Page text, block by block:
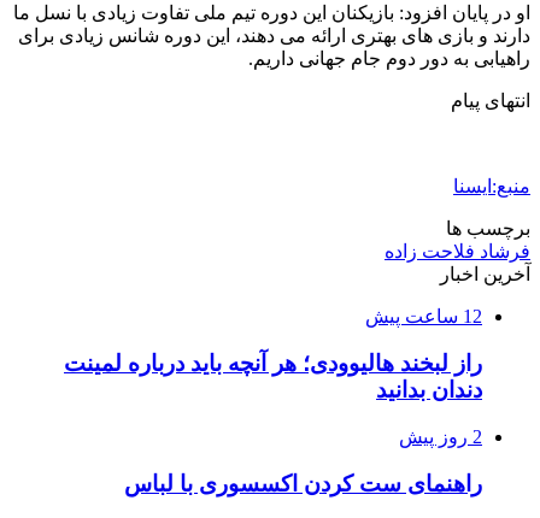
او در پایان افزود: بازیکنان این دوره تیم ملی تفاوت زیادی با نسل ما
دارند و بازی های بهتری ارائه می دهند، این دوره شانس زیادی برای
راهیابی به دور دوم جام جهانی داریم.
انتهای پیام
منبع:ایسنا
برچسب ها
فرشاد فلاحت زاده
آخرین اخبار
12 ساعت پیش
راز لبخند هالیوودی؛ هر آنچه باید درباره لمینت
دندان بدانید
2 روز پیش
راهنمای ست کردن اکسسوری با لباس